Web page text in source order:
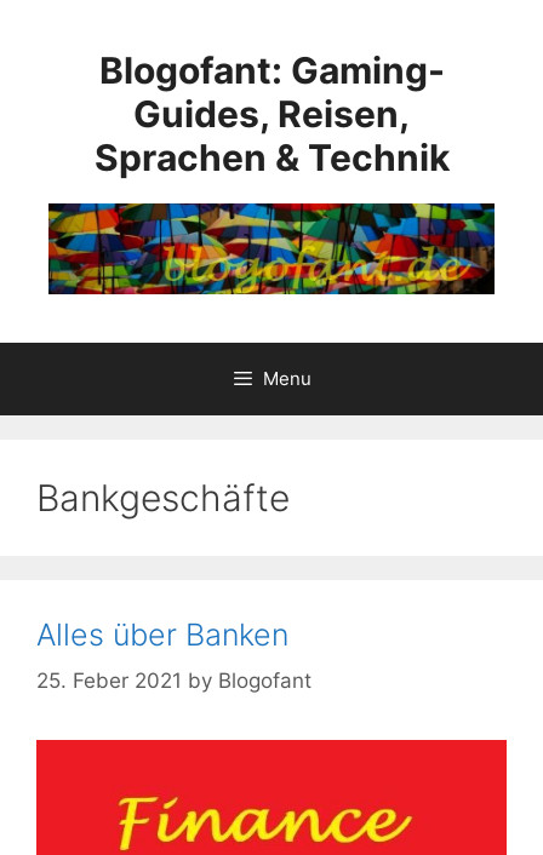
Blogofant: Gaming-
Guides, Reisen,
Sprachen & Technik
Menu
Bankgeschäfte
Alles über Banken
25. Feber 2021 by Blogofant